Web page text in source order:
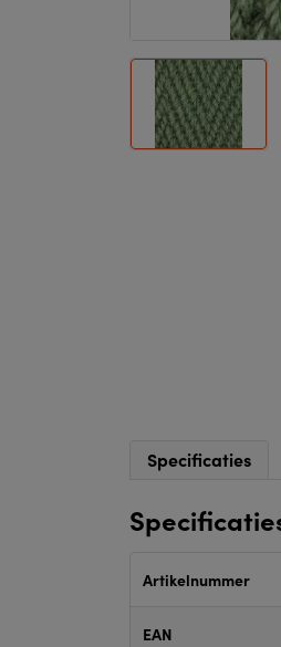
Specificaties
Artikelnummer
EAN